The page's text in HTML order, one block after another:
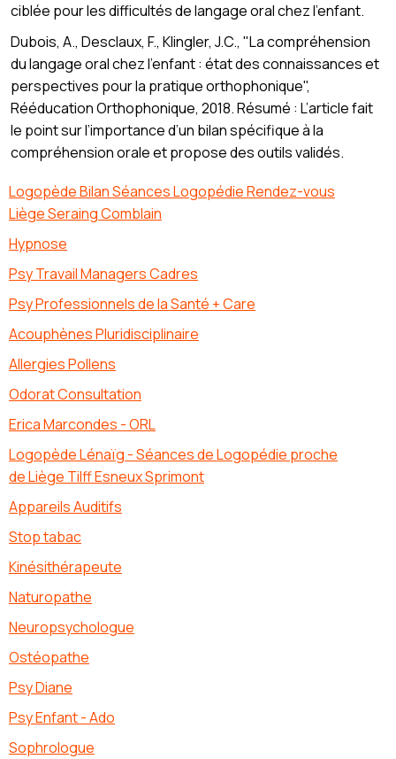
ciblée pour les difficultés de langage oral chez l’enfant.
Dubois, A., Desclaux, F., Klingler, J.C., "La compréhension
du langage oral chez l’enfant : état des connaissances et
perspectives pour la pratique orthophonique",
Rééducation Orthophonique, 2018. Résumé : L’article fait
le point sur l’importance d’un bilan spécifique à la
compréhension orale et propose des outils validés.
Logopède Bilan Séances Logopédie Rendez-vous
Liège Seraing Comblain
Hypnose
Psy Travail Managers Cadres
Psy Professionnels de la Santé + Care
Acouphènes Pluridisciplinaire
Allergies Pollens
Odorat Consultation
Erica Marcondes - ORL
Logopède Lénaïg - Séances de Logopédie proche
de Liège Tilff Esneux Sprimont
Appareils Auditifs
Stop tabac
Kinésithérapeute
Naturopathe
Neuropsychologue
Ostéopathe
Psy Diane
Psy Enfant - Ado
Sophrologue